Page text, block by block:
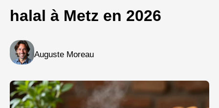
halal à Metz en 2026
Auguste Moreau